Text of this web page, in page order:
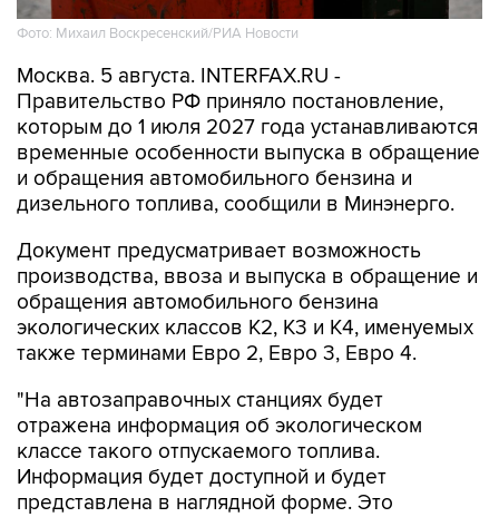
Москва. 5 августа. INTERFAX.RU -
которым до 1 июля 2027 года устанавливаются
временные особенности выпуска в обращение
и обращения автомобильного бензина и
дизельного топлива, сообщили в Минэнерго.
Документ предусматривает возможность
обращения автомобильного бензина
экологических классов К2, К3 и К4, именуемых
также терминами Евро 2, Евро 3, Евро 4.
"На автозаправочных станциях будет
классе такого отпускаемого топлива.
Информация будет доступной и будет
представлена в наглядной форме. Это
позволит гражданам сделать осознанный
выбор при приобретении топлива